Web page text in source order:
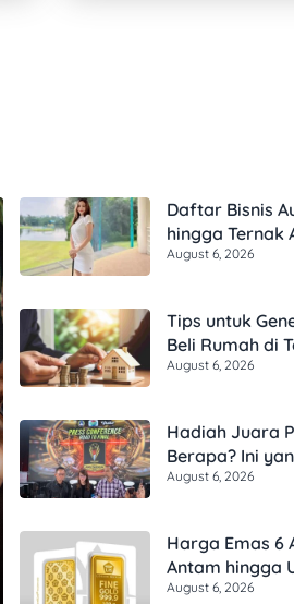
Daftar Bisnis
hingga Ternak
August 6, 2026
Tips untuk
Beli Rumah di
Harus Terbagi
August 6, 2026
Hadiah Juara
Berapa? Ini
Persib dan
August 6, 2026
Harga Emas 6
Antam hingga
Bergerak
August 6, 2026